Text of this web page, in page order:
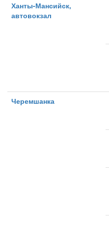
Ханты-Мансийск,
автовокзал
Черемшанка